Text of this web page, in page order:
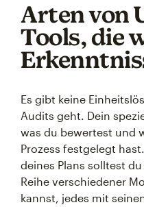
Arten von
Tools, die
Es gibt keine
Audits geht. Dein
was du bewertest und
Prozess festgelegt
deines Plans solltest
Reihe verschiedener
kannst, jedes mit